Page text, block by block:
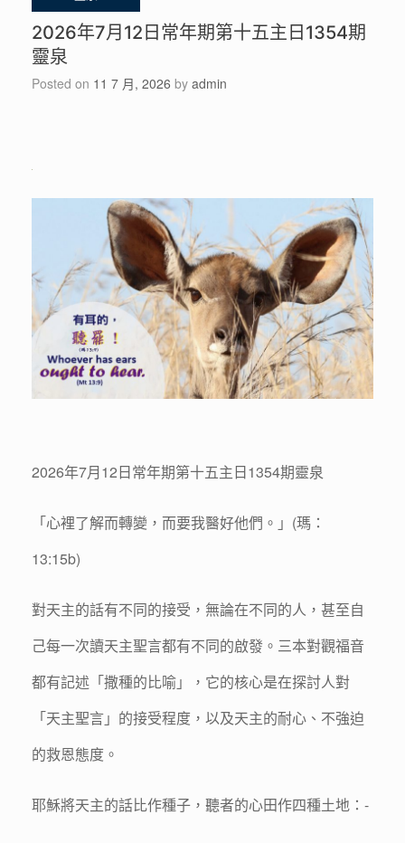
2026年7月12日常年期第十五主日1354期
靈泉
Posted on 11 7 月, 2026 by admin
2026年7月12日常年期第十五主日1354期靈泉
「心裡了解而轉變，而要我醫好他們。」(瑪：
13:15b)
對天主的話有不同的接受，無論在不同的人，甚至自
己每一次讀天主聖言都有不同的啟發。三本對觀福音
都有記述「撒種的比喻」，它的核心是在探討人對
「天主聖言」的接受程度，以及天主的耐心、不強迫
的救恩態度。
耶穌將天主的話比作種子，聽者的心田作四種土地：-